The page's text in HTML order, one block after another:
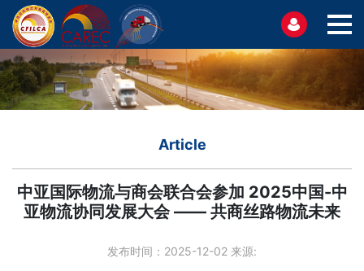
Article
中亚国际物流与商会联合会参加 2025中国-中
亚物流协同发展大会 —— 共商丝路物流未来
发布时间：2025-12-02 来源: